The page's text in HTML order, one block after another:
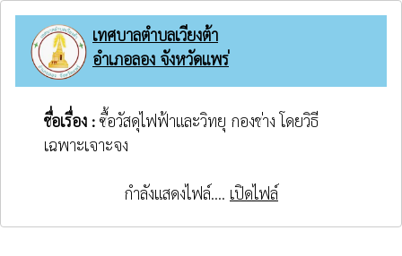
เทศบาลตำบลเวียงต้า
อำเภอลอง จังหวัดแพร่
ชื่อเรื่อง : ซื้อวัสดุไฟฟ้าและวิทยุ กองช่าง โดยวิธี
เฉพาะเจาะจง
กำลังแสดงไฟล์.... เปิดไฟล์